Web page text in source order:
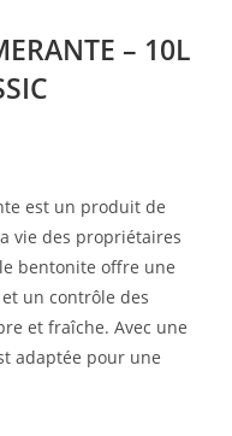
– 10L
est un produit de
vie des propriétaires
bentonite offre une
un contrôle des
et fraîche. Avec une
adaptée pour une